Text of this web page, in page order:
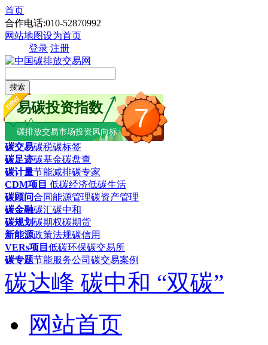
首页
合作电话:010-52870992
网站地图设为首页
登录 注册
搜索
7
易碳投资指数
碳排放交易市场投资风向标
碳交易碳税碳标签
碳足迹碳基金碳盘查
碳计量节能减排碳专家
CDM项目 低碳经济低碳生活
碳顾问合同能源管理碳资产管理
碳金融碳汇碳中和
碳规划碳期权碳期货
新能源政策法规碳信用
VERs项目 低碳环保碳交易所
碳专题节能服务公司 碳交易案例
碳达峰 碳中和 “双碳”
网站首页